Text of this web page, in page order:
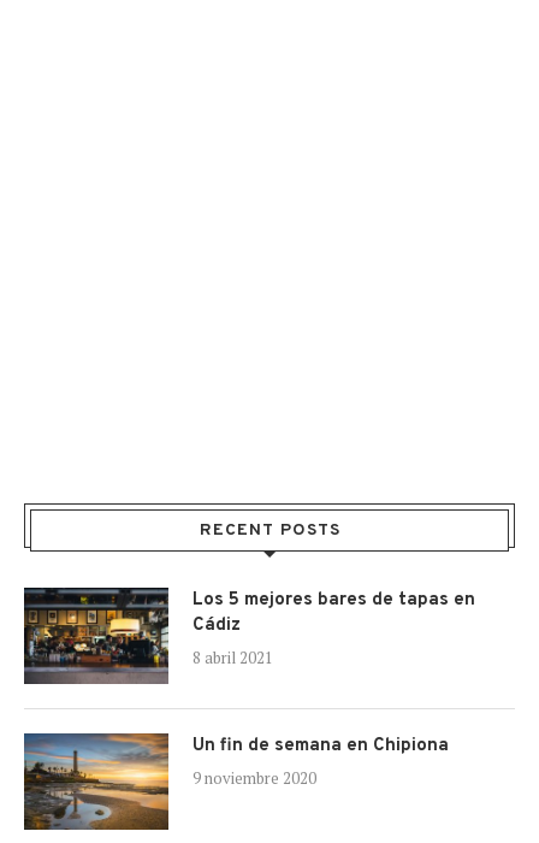
RECENT POSTS
Los 5 mejores bares de tapas en
Cádiz
8 abril 2021
Un fin de semana en Chipiona
9 noviembre 2020